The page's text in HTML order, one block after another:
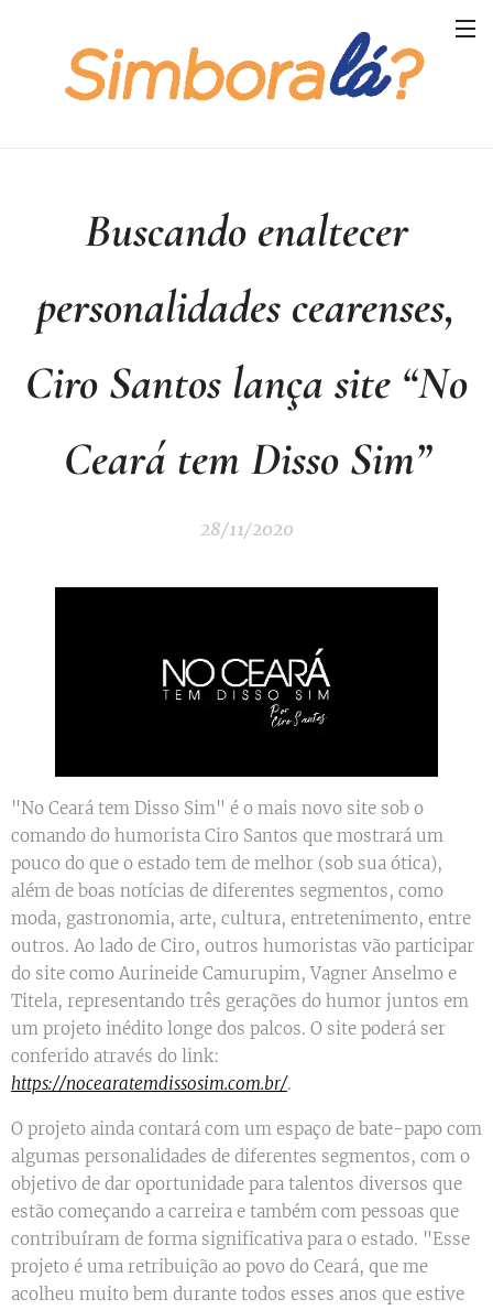
Buscando enaltecer
personalidades cearenses,
Ciro Santos lança site “No
Ceará tem Disso Sim”
28/11/2020
"No Ceará tem Disso Sim" é o mais novo site sob o
comando do humorista Ciro Santos que mostrará um
pouco do que o estado tem de melhor (sob sua ótica),
além de boas notícias de diferentes segmentos, como
moda, gastronomia, arte, cultura, entretenimento, entre
outros. Ao lado de Ciro, outros humoristas vão participar
do site como Aurineide Camurupim, Vagner Anselmo e
Titela, representando três gerações do humor juntos em
um projeto inédito longe dos palcos. O site poderá ser
conferido através do link:
https://nocearatemdissosim.com.br/.
O projeto ainda contará com um espaço de bate-papo com
algumas personalidades de diferentes segmentos, com o
objetivo de dar oportunidade para talentos diversos que
estão começando a carreira e também com pessoas que
contribuíram de forma significativa para o estado. "Esse
projeto é uma retribuição ao povo do Ceará, que me
acolheu muito bem durante todos esses anos que estive